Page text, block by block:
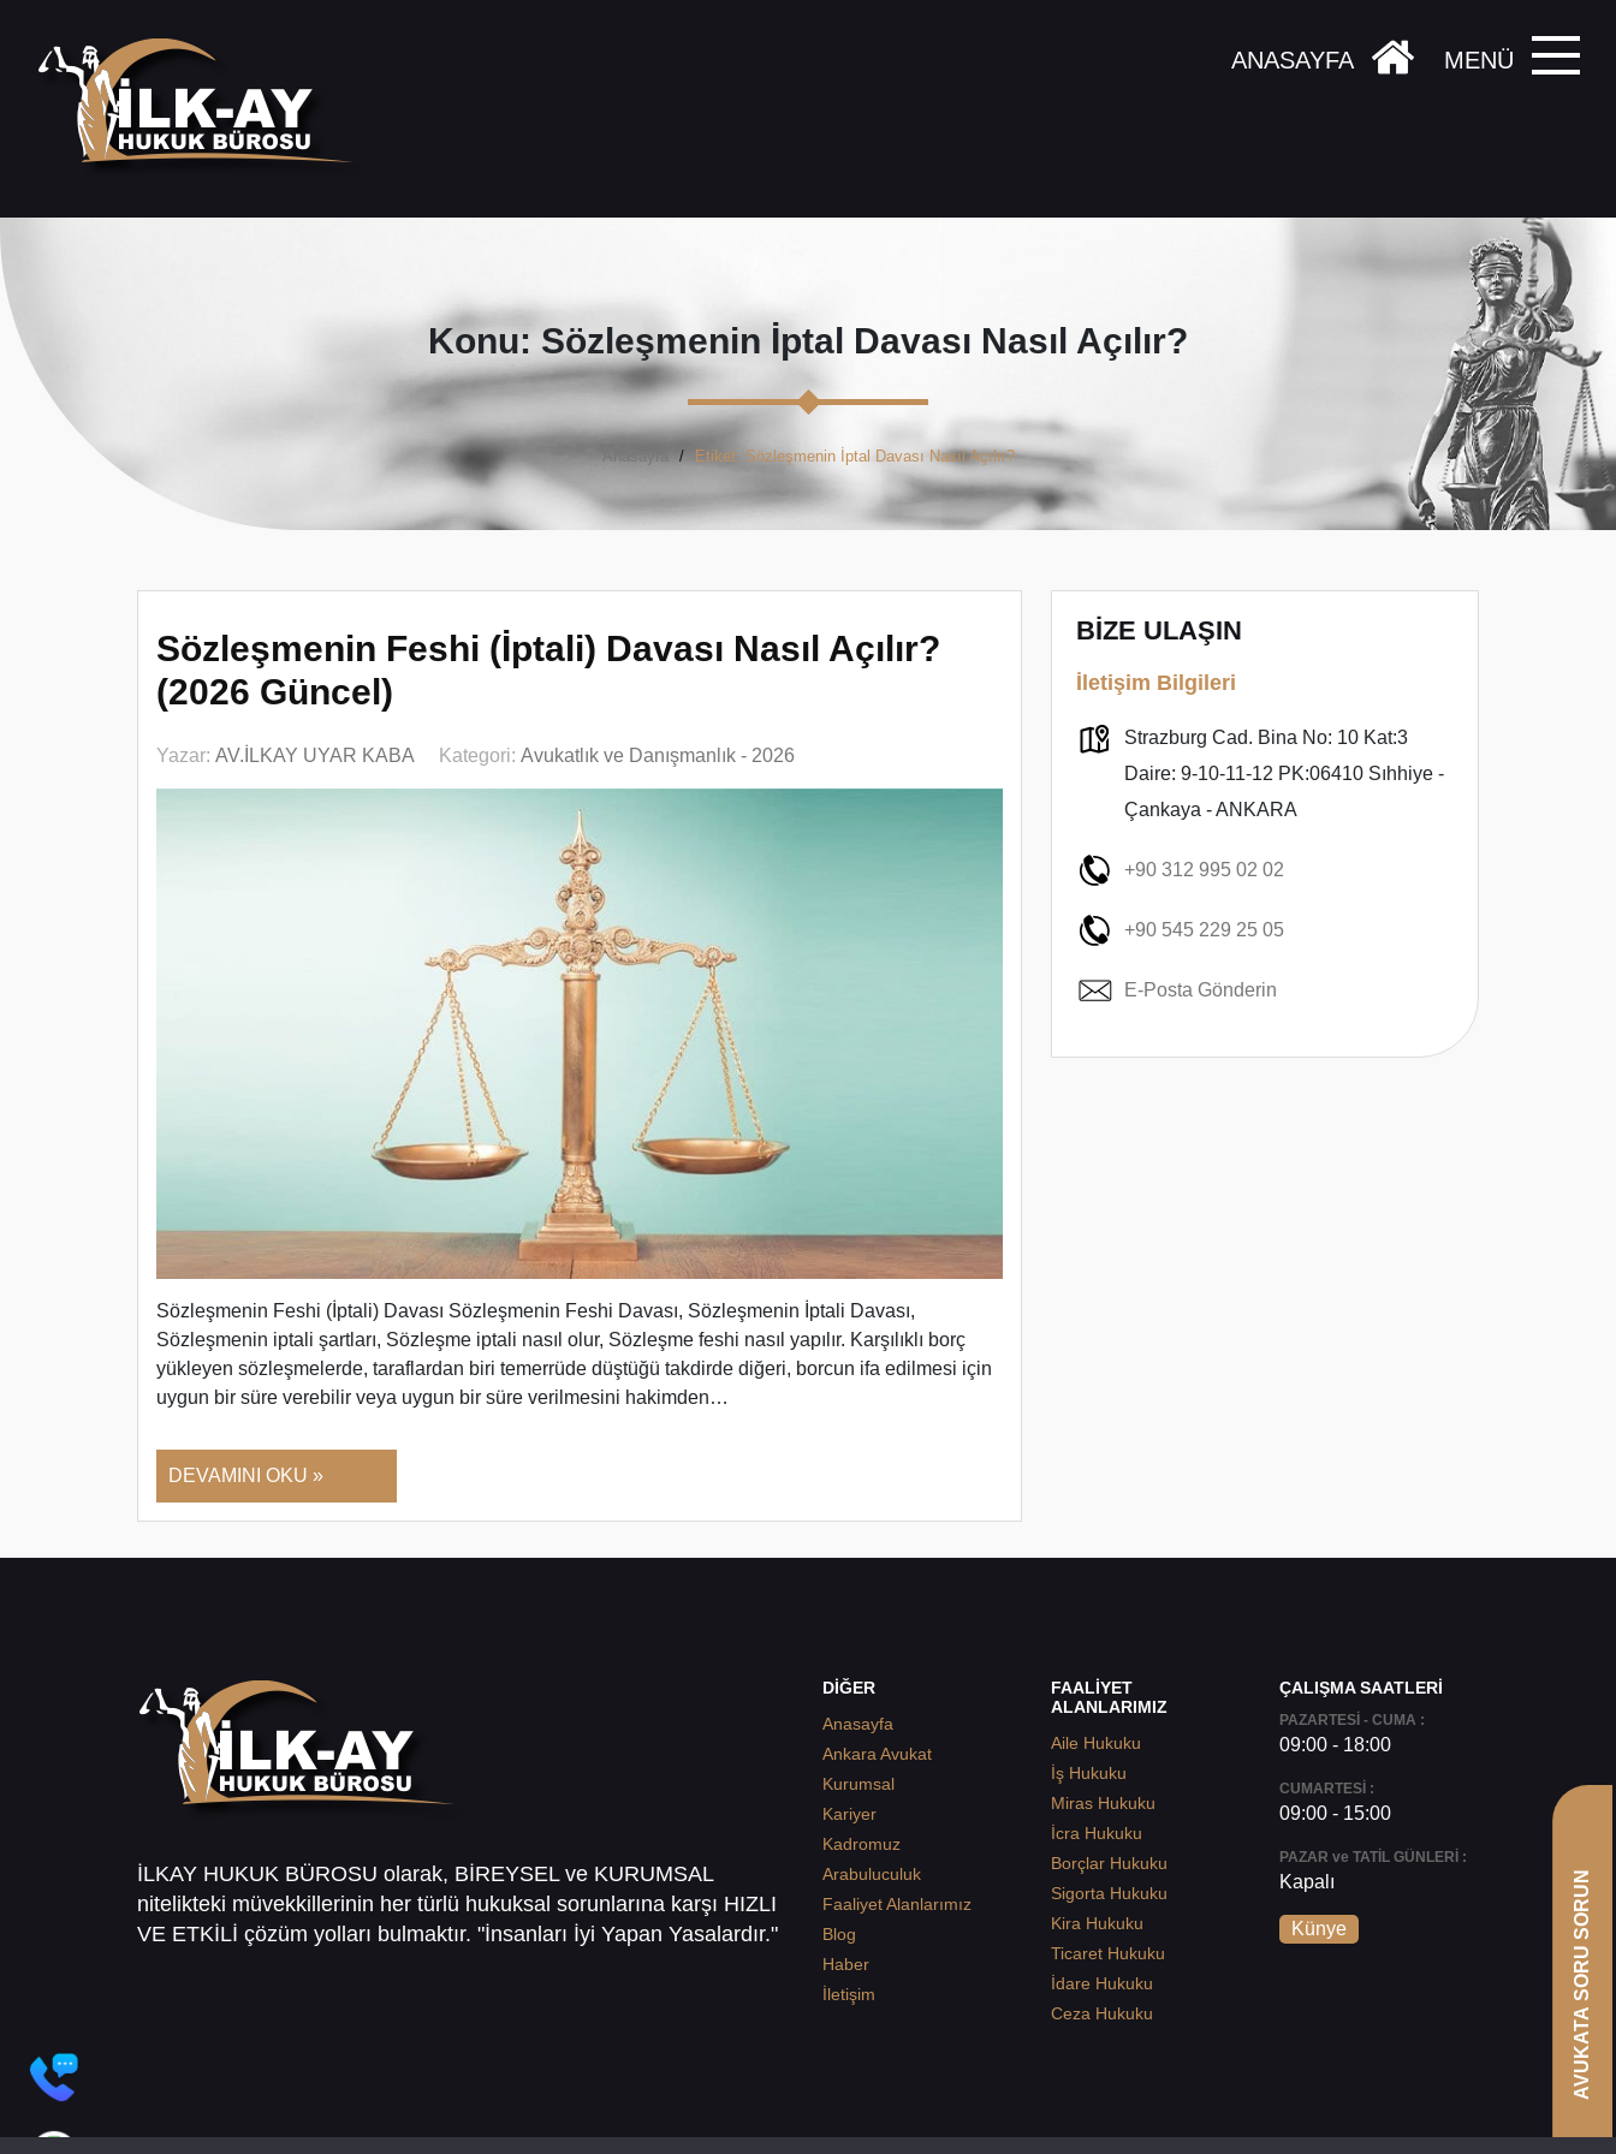
MENÜ
ANASAYFA
Konu: Sözleşmenin İptal Davası Nasıl Açılır?
Anasayfa Etiket: Sözleşmenin İptal Davası Nasıl Açılır?
Sözleşmenin Feshi (İptali) Davası Nasıl Açılır?
(2026 Güncel)
Yazar: AV.İLKAY UYAR KABA Kategori: Avukatlık ve Danışmanlık - 2026
Sözleşmenin Feshi (İptali) Davası Sözleşmenin Feshi Davası, Sözleşmenin İptali Davası,
Sözleşmenin iptali şartları, Sözleşme iptali nasıl olur, Sözleşme feshi nasıl yapılır. Karşılıklı borç
yükleyen sözleşmelerde, taraflardan biri temerrüde düştüğü takdirde diğeri, borcun ifa edilmesi için
uygun bir süre verebilir veya uygun bir süre verilmesini hakimden…
DEVAMINI OKU »
BİZE ULAŞIN
İletişim Bilgileri
Strazburg Cad. Bina No: 10 Kat:3
Daire: 9-10-11-12 PK:06410 Sıhhiye -
Çankaya - ANKARA
+90 312 995 02 02
+90 545 229 25 05
E-Posta Gönderin
İLKAY HUKUK BÜROSU olarak, BİREYSEL ve KURUMSAL
nitelikteki müvekkillerinin her türlü hukuksal sorunlarına karşı HIZLI
VE ETKİLİ çözüm yolları bulmaktır. "İnsanları İyi Yapan Yasalardır."
DİĞER
Anasayfa
Ankara Avukat
Kurumsal
Kariyer
Kadromuz
Arabuluculuk
Faaliyet Alanlarımız
Blog
Haber
İletişim
FAALİYET
ALANLARIMIZ
Aile Hukuku
İş Hukuku
Miras Hukuku
İcra Hukuku
Borçlar Hukuku
Sigorta Hukuku
Kira Hukuku
Ticaret Hukuku
İdare Hukuku
Ceza Hukuku
ÇALIŞMA SAATLERİ
PAZARTESİ - CUMA :
09:00 - 18:00
CUMARTESİ :
09:00 - 15:00
PAZAR ve TATİL GÜNLERİ :
Kapalı
Künye AVUKATA SORU SORUN